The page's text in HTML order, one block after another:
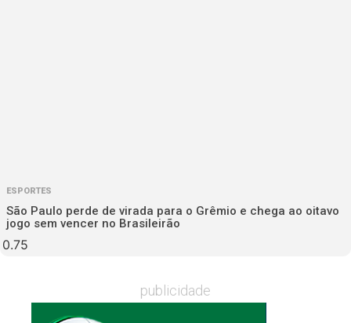
ESPORTES
São Paulo perde de virada para o Grêmio e chega ao oitavo
jogo sem vencer no Brasileirão
publicidade